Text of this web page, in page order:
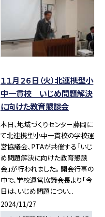
１１月２６日（火）北連携型小
中一貫校 いじめ問題解決
に向けた教育懇談会
本日、地域づくりセンター藤岡に
て北連携型小中一貫校の学校運
営協議会、PTAが共催する「いじ
め問題解決に向けた教育懇談
会」が行われました。 開会行事の
中で、学校運営協議会長より「今
日は、いじめ問題につい...
2024/11/27